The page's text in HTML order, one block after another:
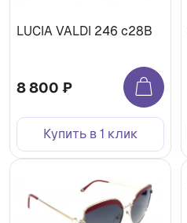
LUCIA VALDI 246 с28B
8 800 ₽
Купить в 1 клик